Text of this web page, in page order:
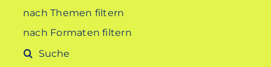
nach Themen filtern
nach Formaten filtern
Suche